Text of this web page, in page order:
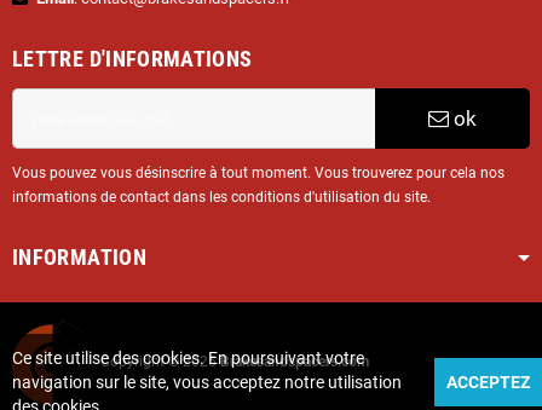
LETTRE D'INFORMATIONS
ok
Vous pouvez vous désinscrire à tout moment. Vous trouverez pour cela nos
informations de contact dans les conditions d'utilisation du site.
INFORMATION
Copyright © 2025Brakesandspacers.com
Ce site utilise des cookies. En poursuivant votre
navigation sur le site, vous acceptez notre utilisation
ACCEPTEZ